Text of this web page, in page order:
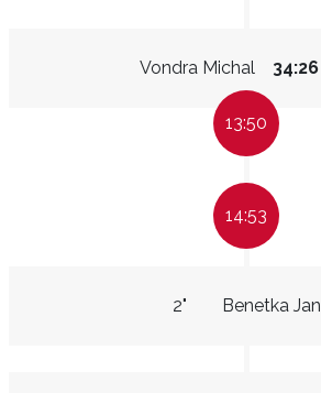
Vondra Michal 34:26
13:50
14:53
Benetka Jan
2"